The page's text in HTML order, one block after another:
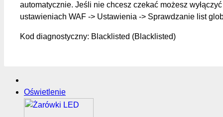
automatycznie. Jeśli nie chcesz czekać możesz
ustawieniach WAF -> Ustawienia -> Sprawdzanie list
Kod diagnostyczny: Blacklisted (Blacklisted)
Oświetlenie